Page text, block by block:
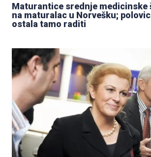
Maturantice srednje medicinske
na maturalac u Norvešku;
ostala tamo raditi